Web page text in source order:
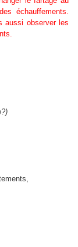
échauffements.
aussi observer les